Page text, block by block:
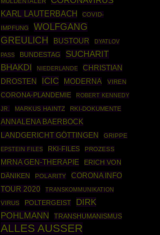
KARL LAUTERBACH
COVID-
IMPFUNG
WOLFGANG
GREULICH
BUSTOUR DYATLOV
PASS BUNDESTAG
SUCHARIT
BHAKDI
NIEDERLANDE
CHRISTIAN
DROSTEN
ICIC MODERNA VIREN
CORONA-PLANDEMIE
ROBERT KENNEDY
JR.
MARKUS HAINTZ RKI-DOKUMENTE
ANNALENA BAERBOCK
LANDGERICHT GÖTTINGEN
GRIPPE
EPSTEIN FILES
RKI-FILES PROZESS
MRNA GEN-THERAPIE
ERICH VON
DÄNIKEN
POLARITY
CORONA INFO
TOUR 2020
TRANSKOMMUNIKATION
VIRUS POLTERGEIST
DIRK
POHLMANN
TRANSHUMANISMUS
ALLES AUSSER